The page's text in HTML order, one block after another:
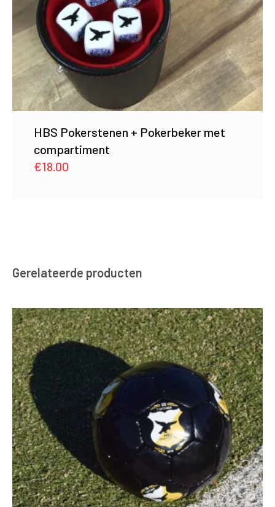
HBS Pokerstenen + Pokerbeker met
compartiment
€18.00
Gerelateerde producten